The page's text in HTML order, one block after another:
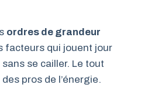
ordres de grandeur
facteurs qui jouent jour
se cailler. Le tout
pros de l’énergie.